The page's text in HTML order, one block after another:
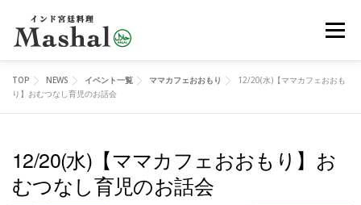
メニ
MENU デリバリー
レッスン イベント オンラインショップ ブログ
TOP NEWS イベント一覧 ママカフェおおもり
12/20(水)【ママカフェおおも
り】おむつなし育児のお話会
12/20(水)【ママカフェおおもり】お
むつなし育児のお話会